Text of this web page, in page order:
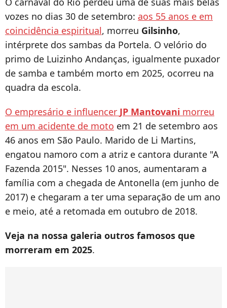
vozes no dias 30 de setembro: aos 55 anos e em
coincidência espiritual, morreu Gilsinho,
intérprete dos sambas da Portela. O velório do
primo de Luizinho Andanças, igualmente puxador
de samba e também morto em 2025, ocorreu na
quadra da escola.
O empresário e influencer JP Mantovani morreu
em um acidente de moto em 21 de setembro aos
46 anos em São Paulo. Marido de Li Martins,
engatou namoro com a atriz e cantora durante "A
Fazenda 2015". Nesses 10 anos, aumentaram a
família com a chegada de Antonella (em junho de
2017) e chegaram a ter uma separação de um ano
e meio, até a retomada em outubro de 2018.
Veja na nossa galeria outros famosos que
morreram em 2025.